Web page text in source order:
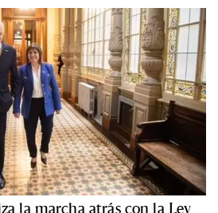
la marcha atrás con la Ley